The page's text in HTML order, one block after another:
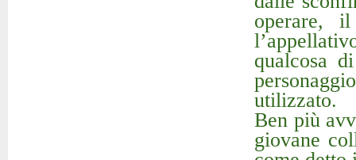
operare,
qualcosa
utilizzato.
Ben più
giovane